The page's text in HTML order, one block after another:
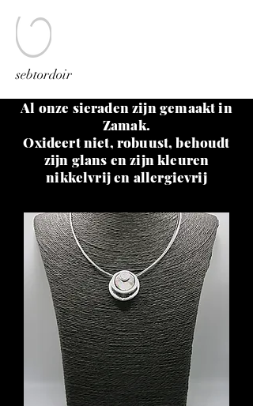
sebtordoir
Al onze sieraden zijn gemaakt in
Zamak.
Oxideert niet, robuust, behoudt
zijn glans en zijn kleuren
nikkelvrij en allergievrij